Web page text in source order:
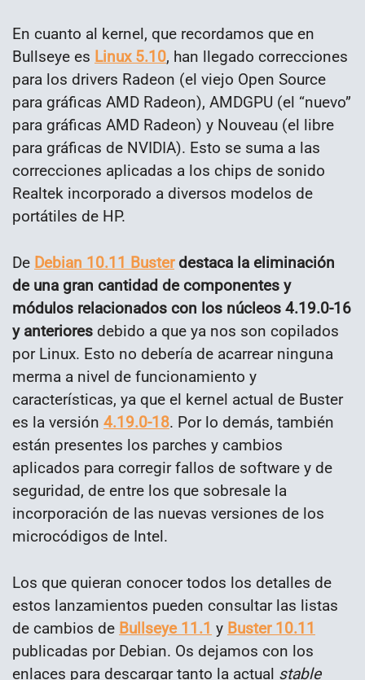
En cuanto al kernel, que recordamos que en
Bullseye es Linux 5.10, han llegado correcciones
para los drivers Radeon (el viejo Open Source
para gráficas AMD Radeon), AMDGPU (el “nuevo”
para gráficas AMD Radeon) y Nouveau (el libre
para gráficas de NVIDIA). Esto se suma a las
correcciones aplicadas a los chips de sonido
Realtek incorporado a diversos modelos de
portátiles de HP.
De Debian 10.11 Busterdestaca la eliminación
de una gran cantidad de componentes y
módulos relacionados con los núcleos 4.19.0-16
y anteriores debido a que ya nos son copilados
por Linux. Esto no debería de acarrear ninguna
merma a nivel de funcionamiento y
características, ya que el kernel actual de Buster
es la versión 4.19.0-18. Por lo demás, también
están presentes los parches y cambios
aplicados para corregir fallos de software y de
seguridad, de entre los que sobresale la
incorporación de las nuevas versiones de los
microcódigos de Intel.
Los que quieran conocer todos los detalles de
estos lanzamientos pueden consultar las listas
de cambios de Bullseye 11.1 y Buster 10.11
publicadas por Debian. Os dejamos con los
enlaces para descargar tanto la actual stable